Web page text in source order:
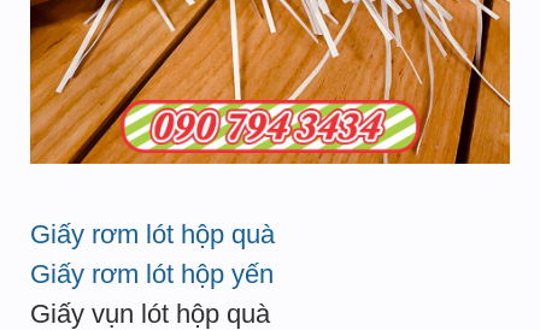
Giấy rơm lót hộp quà
Giấy rơm lót hộp yến
Giấy vụn lót hộp quà